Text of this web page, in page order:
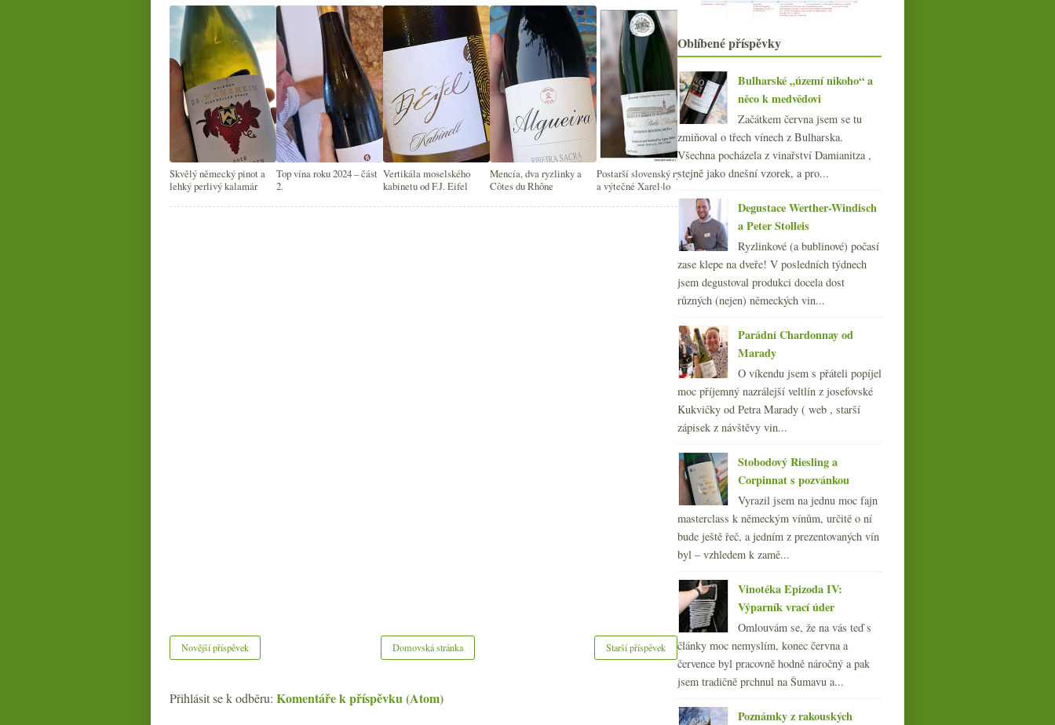
Skvělý německý pinot a
lehký perlivý kalamár
Top vína roku 2024 – část
2.
Vertikála moselského
kabinetu od F.J. Eifel
Mencía, dva ryzlinky a
Côtes du Rhône
Postarší slovenský ryzlink
a výtečné Xarel·lo
Šťavnatý Ryzlink a
Novější příspěvek Starší příspěvek
Domovská stránka
Přihlásit se k odběru: Komentáře k příspěvku (Atom)
2012(254)
►2010(249)
►2008(270)
►2007(108)
Oblíbené příspěvky
Bulharské „území nikoho“ a
něco k medvědovi
Začátkem června jsem se tu
zmiňoval o třech vínech z Bulharska.
Všechna pocházela z vinařství Damianitza ,
stejně jako dnešní vzorek, a pro...
Degustace Werther-Windisch
a Peter Stolleis
Ryzlinkové (a bublinové) počasí
zase klepe na dveře! V posledních týdnech
jsem degustoval produkci docela dost
různých (nejen) německých vin...
Parádní Chardonnay od
Marady
O víkendu jsem s přáteli popíjel
moc příjemný nazrálejší veltlín z josefovské
Kukvičky od Petra Marady ( web , starší
zápisek z návštěvy vin...
Stobodový Riesling a
Corpinnat s pozvánkou
Vyrazil jsem na jednu moc fajn
masterclass k německým vínům, určitě o ní
bude ještě řeč, a jedním z prezentovaných vín
byl – vzhledem k zamě...
Vinotéka Epizoda IV:
Výparník vrací úder
Omlouvám se, že na vás teď s
články moc nemyslím, konec června a
července byl pracovně hodně náročný a pak
jsem tradičně prchnul na Šumavu a...
Poznámky z rakouských